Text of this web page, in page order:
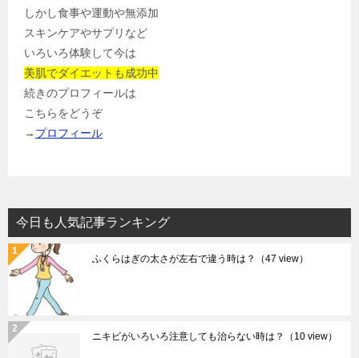
しかし食事や運動や無添加
スキンケアやサプリなど
いろいろ体験して今は
美肌でダイエットも成功中
続きのプロフィールは
こちらをどうぞ
→ プロフィール
今日も人気記事ランキング
ふくらはぎの太さが左右で違う時は？ （47 view）
ニキビがいろいろ注意しても治らない時は？ （10 view）